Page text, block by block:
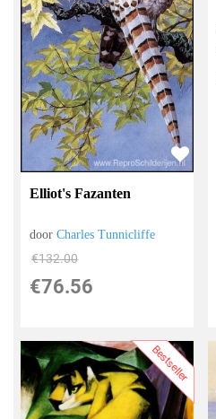
Elliot's Fazanten
doorCharles Tunnicliffe
€132.00
€76.56
Bestseller